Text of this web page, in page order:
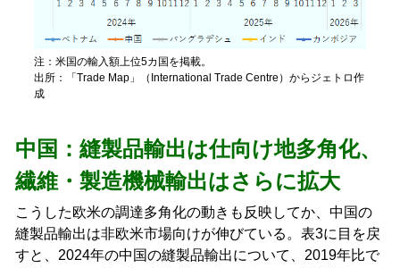
注：米国の輸入額上位5カ国を掲載。
出所：「Trade Map」（International Trade Centre）からジェトロ作
成
中国：縫製品輸出は仕向け地多角化、
繊維・製造機械輸出はさらに拡大
こうした欧米の調達多角化の動きも反映してか、中国の
縫製品輸出は非欧米市場向けが伸びている。表3に目を戻
すと、2024年の中国の縫製品輸出について、2019年比で